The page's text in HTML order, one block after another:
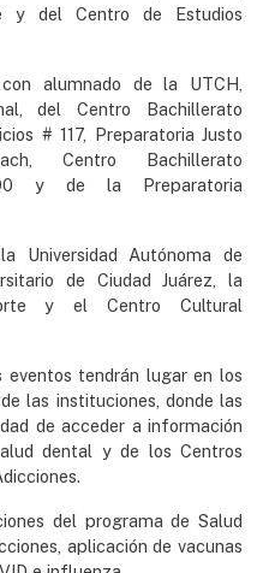
y del Centro de Estudios
alumnado de la UTCH,
del Centro Bachillerato
# 117, Preparatoria Justo
Centro Bachillerato
y de la Preparatoria
Universidad Autónoma de
de Ciudad Juárez, la
y el Centro Cultural
eventos tendrán lugar en los
las instituciones, donde las
de acceder a información
dental y de los Centros
del programa de Salud
aplicación de vacunas